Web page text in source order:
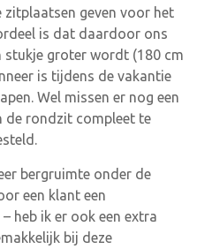
geven voor het
is dat daardoor ons
stukje groter wordt (180 cm
is tijdens de vakantie
Wel missen er nog een
de rondzit compleet te
bergruimte onder de
een klant een
heb ik er ook een extra
bij deze